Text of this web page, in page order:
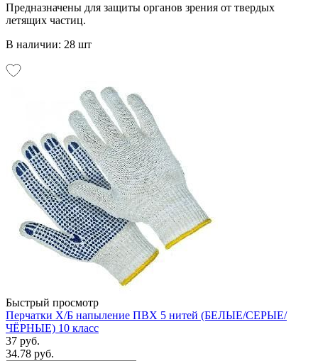
Предназначены для защиты органов зрения от твердых
летящих частиц.
В наличии: 28 шт
Быстрый просмотр
Перчатки Х/Б напыление ПВХ 5 нитей (БЕЛЫЕ/СЕРЫЕ/
ЧЁРНЫЕ) 10 класс
37 руб.
34.78 руб.